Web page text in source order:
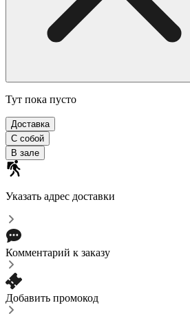
Тут пока пусто
Доставка
С собой
В зале
Указать адрес доставки
Комментарий к заказу
Добавить промокод